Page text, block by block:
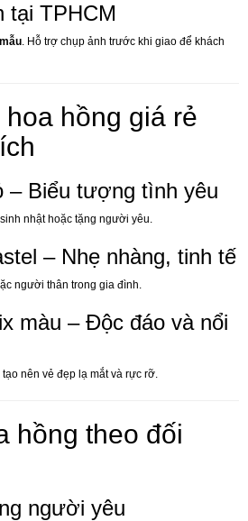
tại TPHCM
. Hỗ trợ chụp ảnh trước khi giao để khách
hồng giá rẻ
– Biểu tượng tình yêu
nhật hoặc tặng người yêu.
– Nhẹ nhàng, tinh tế
người thân trong gia đình.
màu – Độc đáo và nổi
nên vẻ đẹp lạ mắt và rực rỡ.
hồng theo đối
người yêu